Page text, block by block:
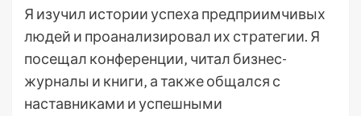
Я изучил истории успеха предприимчивых
людей и проанализировал их стратегии. Я
посещал конференции‚ читал бизнес-
журналы и книги‚ а также общался с
наставниками и успешными